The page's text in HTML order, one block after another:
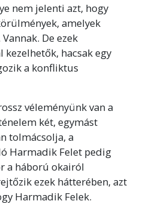
nem jelenti azt, hogy
amelyek
De ezek
hacsak egy
a konfliktus
véleményünk van a
két, egymást
tolmácsolja, a
Harmadik Felet pedig
a háború okairól
ezek hátterében, azt
Harmadik Felek.